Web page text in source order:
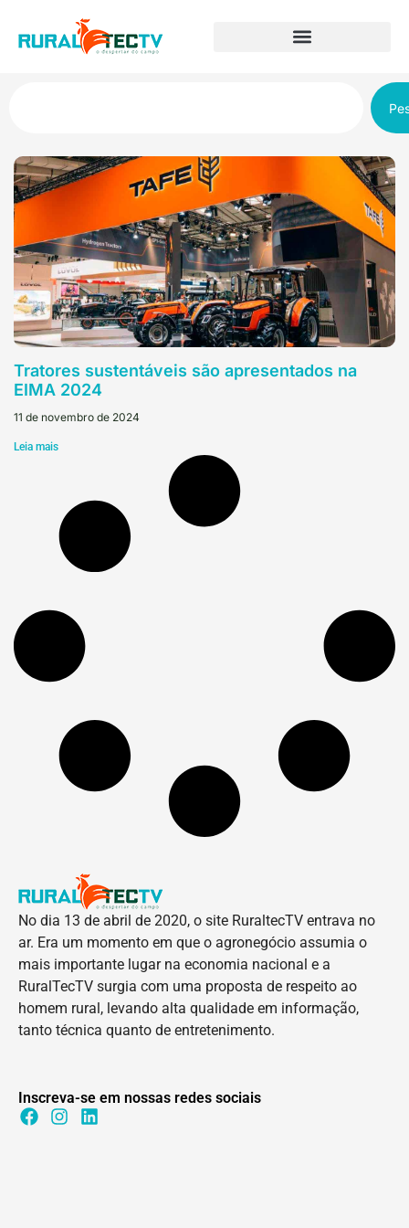
Tratores sustentáveis são apresentados na
EIMA 2024
11 de novembro de 2024
Leia mais
No dia 13 de abril de 2020, o site RuraltecTV entrava no
ar. Era um momento em que o agronegócio assumia o
mais importante lugar na economia nacional e a
RuralTecTV surgia com uma proposta de respeito ao
homem rural, levando alta qualidade em informação,
tanto técnica quanto de entretenimento.
Inscreva-se em nossas redes sociais